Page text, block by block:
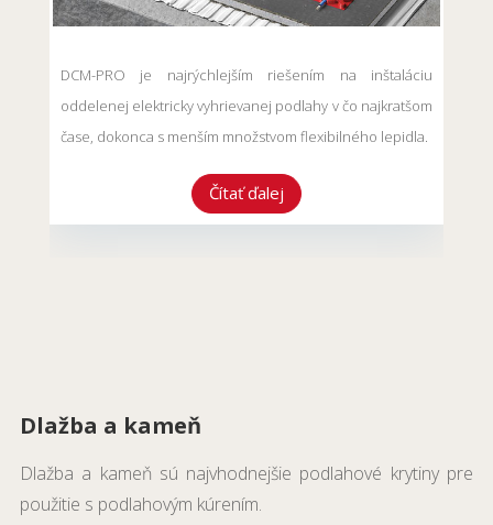
DCM-PRO je najrýchlejším riešením na inštaláciu
oddelenej elektricky vyhrievanej podlahy v čo najkratšom
čase, dokonca s menším množstvom flexibilného lepidla.
Čítať ďalej
Dlažba a kameň
Dlažba a kameň sú najvhodnejšie podlahové krytiny pre
použitie s podlahovým kúrením.